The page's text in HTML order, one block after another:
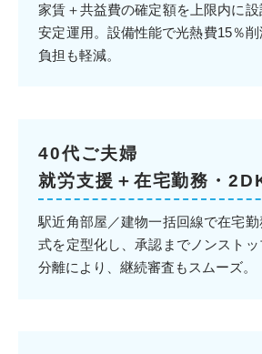
家賃＋共益費の確定額を上限内に
安定運用。設備性能で光熱費15％
負担も軽減。
40代ご夫婦
就労支援＋在宅勤務・
駅近角部屋／建物一括回線で在宅
式を定型化し、承認までノンスト
分離により、継続審査もスムーズ。